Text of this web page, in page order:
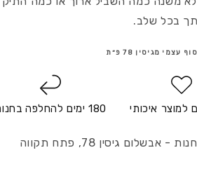
למוצר איכותי 180 ימים להחלפה בחנות
גיסין 78, פתח תקווה